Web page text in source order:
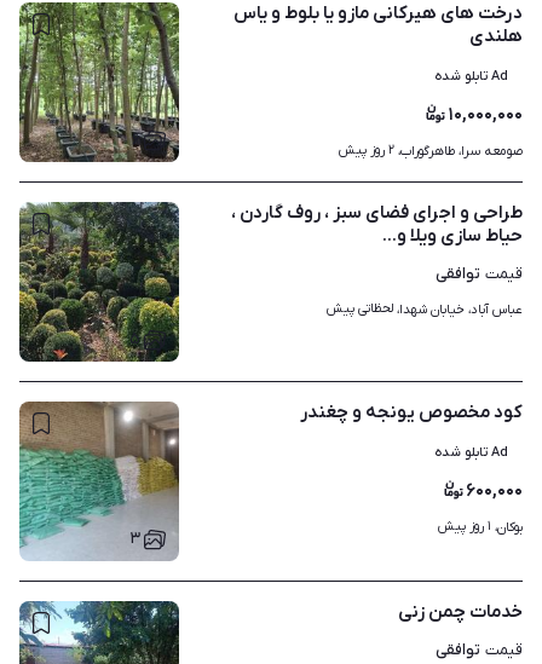
۶
درخت های هیرکانی مازو یا بلوط و یاس
هلندی
Ad تابلو شده
۱۰,۰۰۰,۰۰۰
صومعه سرا، طاهرگوراب، ۲ روز پیش
۵
طراحی و اجرای فضای سبز ، روف گاردن ،
حیاط سازی ویلا و...
قیمت توافقی
عباس آباد، خیابان شهدا، لحظاتی پیش
۳
کود مخصوص یونجه و چغندر
Ad تابلو شده
۶۰۰,۰۰۰
بوکان، ۱ روز پیش
خدمات چمن زنی
قیمت توافقی